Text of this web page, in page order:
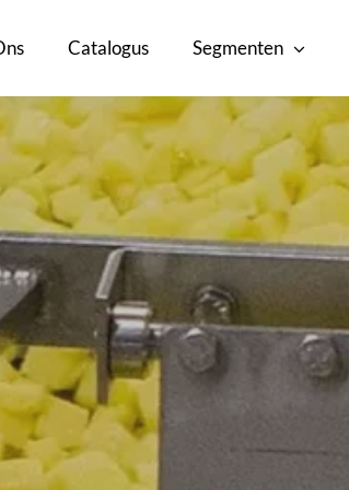
Catalogus Segmenten